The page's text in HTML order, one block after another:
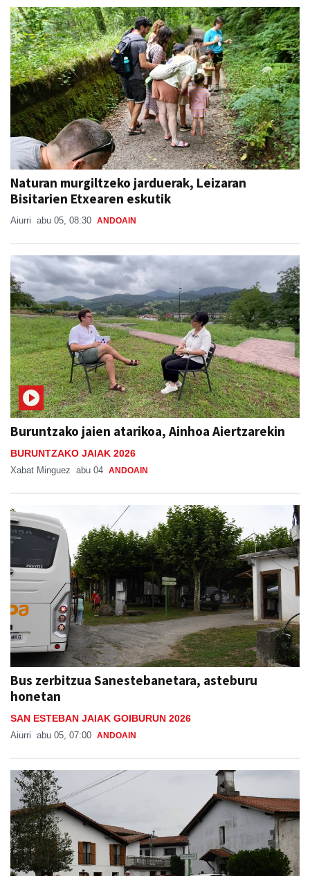
Naturan murgiltzeko jarduerak, Leizaran
Bisitarien Etxearen eskutik
Aiurri abu 05, 08:30 ANDOAIN
Buruntzako jaien atarikoa, Ainhoa Aiertzarekin
BURUNTZAKO JAIAK 2026
Xabat Minguez abu 04 ANDOAIN
Bus zerbitzua Sanestebanetara, asteburu
honetan
SAN ESTEBAN JAIAK GOIBURUN 2026
Aiurri abu 05, 07:00 ANDOAIN